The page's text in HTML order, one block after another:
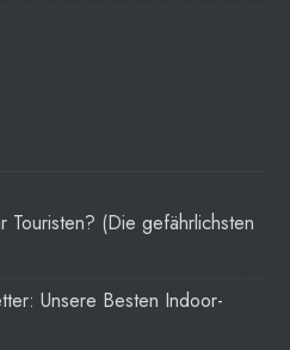
(Die gefährlichsten
Unsere Besten Indoor-